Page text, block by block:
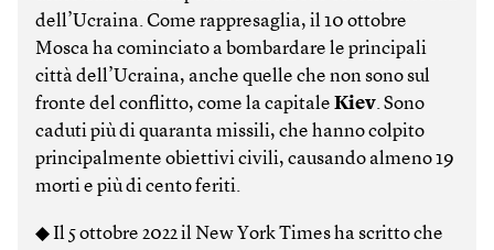
dell’Ucraina. Come rappresaglia, il 10 ottobre
Mosca ha cominciato a bombardare le principali
città dell’Ucraina, anche quelle che non sono sul
fronte del conflitto, come la capitale Kiev. Sono
caduti più di quaranta missili, che hanno colpito
principalmente obiettivi civili, causando almeno 19
morti e più di cento feriti.
◆ Il 5 ottobre 2022 il New York Times ha scritto che